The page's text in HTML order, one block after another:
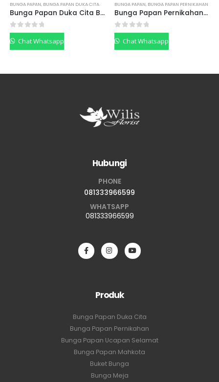
BUNGA PAPAN, BUNGA PAPAN DUKA CITA
Bunga Papan Duka Cita BPDCP05
0out of 5
Chat Whatsapp
BUNGA PAPAN, BUNGA PAPAN PERNIKAHAN
Bunga Papan Pernikahan BPPP01
0out of 5
Chat Whatsapp
Hubungi
PHONE
081333966599
WHATSAPP
081333966599
Produk
Bunga Papan Duka Cita
Bunga Papan Pernikahan
Bunga Papan Ucapan Selamat
Bunga Papan Mahkota
Buket Bunga
Bunga Meja